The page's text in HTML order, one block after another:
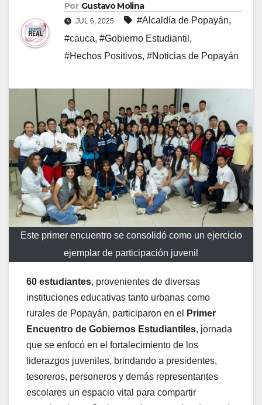
Por Gustavo Molina
JUL 6, 2025 #Alcaldía de Popayán,
#cauca, #Gobierno Estudiantil ,
#Hechos Positivos, #Noticias de Popayán
Este primer encuentro se consolidó como un ejercicio
ejemplar de participación juvenil
60 estudiantes, provenientes de diversas
instituciones educativas tanto urbanas como
rurales de Popayán, participaron en el
Primer
Encuentro de Gobiernos Estudiantiles, jornada
que se enfocó en el fortalecimiento de los
liderazgos juveniles, brindando a presidentes,
tesoreros, personeros y demás representantes
escolares un espacio vital para compartir